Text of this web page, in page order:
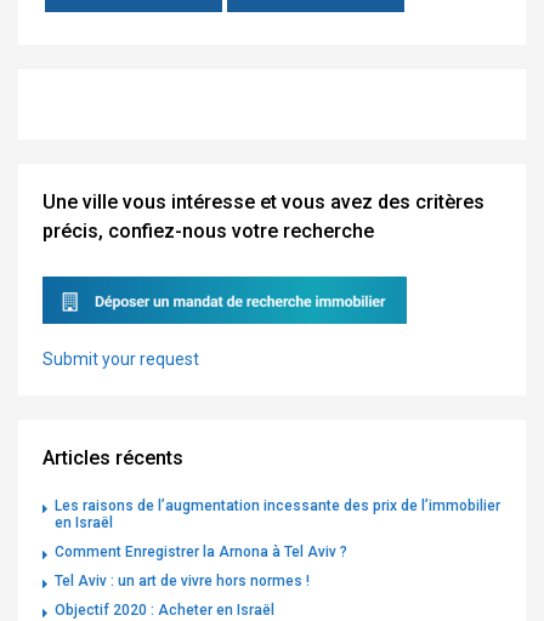
Une ville vous intéresse et vous avez des critères
précis, confiez-nous votre recherche
Submit your request
Articles récents
Les raisons de l’augmentation incessante des prix de l’immobilier
en Israël
Comment Enregistrer la Arnona à Tel Aviv ?
Tel Aviv : un art de vivre hors normes !
Objectif 2020 : Acheter en Israël